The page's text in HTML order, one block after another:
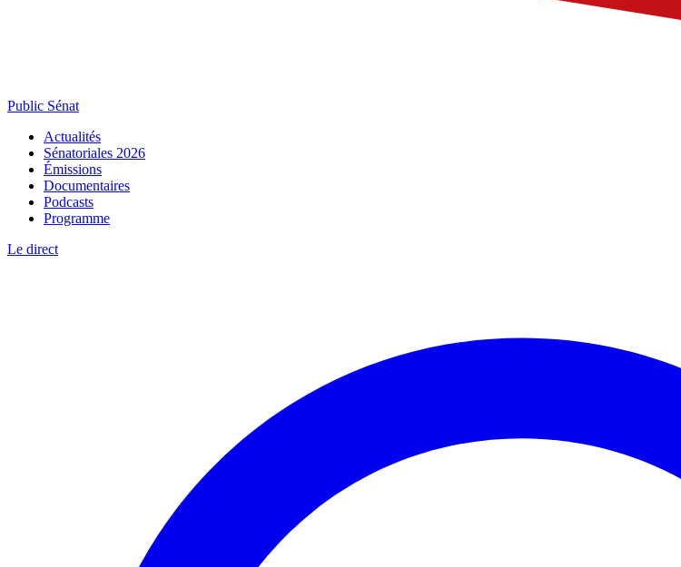
Public Sénat
Actualités
Sénatoriales 2026
Émissions
Documentaires
Podcasts
Programme
Le direct